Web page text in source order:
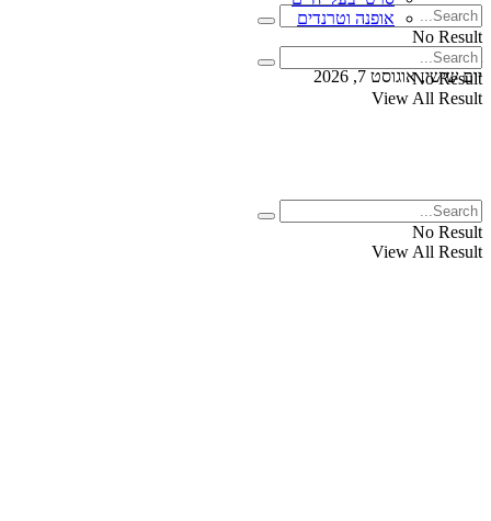
No Result
View All Result
יום שישי, אוגוסט 7, 2026
אופנה וטרנדים
No Result
View All Result
No Result
View All Result